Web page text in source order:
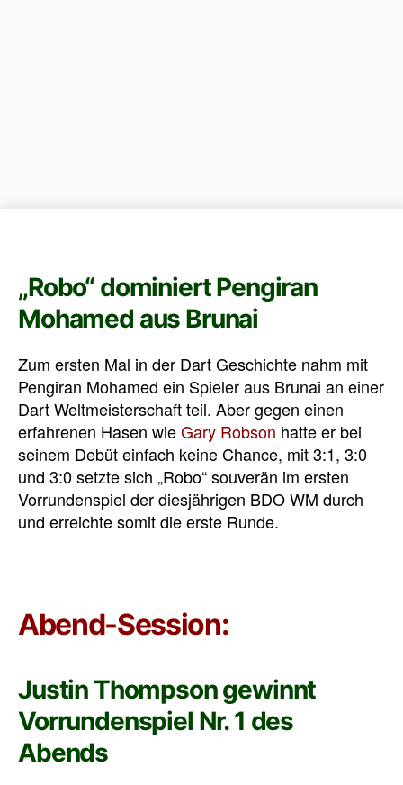
„Robo“ dominiert Pengiran
Mohamed aus Brunai
Zum ersten Mal in der Dart Geschichte nahm mit
Pengiran Mohamed ein Spieler aus Brunai an einer
Dart Weltmeisterschaft teil. Aber gegen einen
erfahrenen Hasen wieGary Robson hatte er bei
seinem Debüt einfach keine Chance, mit 3:1, 3:0
und 3:0 setzte sich „Robo“ souverän im ersten
Vorrundenspiel der diesjährigen BDO WM durch
und erreichte somit die erste Runde.
Abend-Session:
Justin Thompson gewinnt
Vorrundenspiel Nr. 1 des
Abends